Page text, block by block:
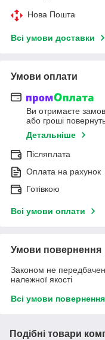
Нова Пошта
Всі умови доставки
Умови оплати
Ви отримаєте
або гроші
Детальніше
Післяплата
Оплата на рахунок
Готівкою
Всі умови оплати
Умови повернення
Законом не
належної якості
Всі умови повернення
Подібні товари